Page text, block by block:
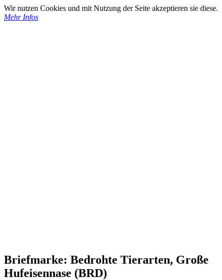
Wir nutzen Cookies und mit Nutzung der Seite akzeptieren sie diese.
Mehr Infos
Briefmarke: Bedrohte Tierarten, Große
Hufeisennase (BRD)